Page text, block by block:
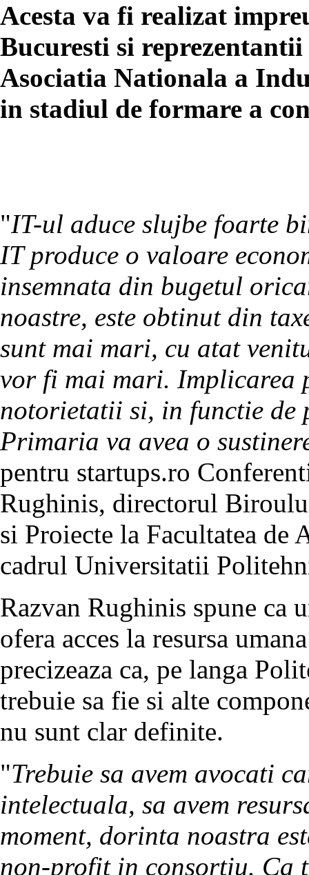
Acesta va fi realizat
Bucuresti si
Asociatia Nationala a
in stadiul de formare a
"IT-ul aduce slujbe foarte
IT produce o valoare
insemnata din bugetul
noastre, este obtinut din
sunt mai mari, cu atat
vor fi mai mari. Implicarea
notorietatii si, in functie de
Primaria va avea o
pentru startups.ro
Rughinis, directorul
si Proiecte la Facultatea de
cadrul Universitatii
Razvan Rughinis spune ca
ofera acces la resursa
precizeaza ca, pe langa
trebuie sa fie si alte
nu sunt clar definite.
"Trebuie sa avem avocati
intelectuala, sa avem
moment, dorinta noastra
non-profit in consortiu. Ca